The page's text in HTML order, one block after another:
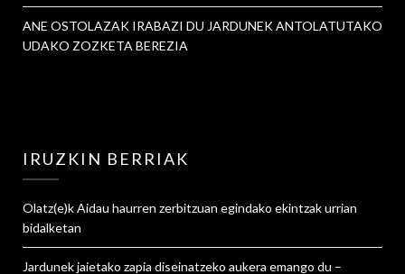
ANE OSTOLAZAK IRABAZI DU JARDUNEK ANTOLATUTAKO
UDAKO ZOZKETA BEREZIA
IRUZKIN BERRIAK
Olatz(e)kAidau haurren zerbitzuan egindako ekintzak urrian
bidalketan
Jardunek jaietako zapia diseinatzeko aukera emango du –